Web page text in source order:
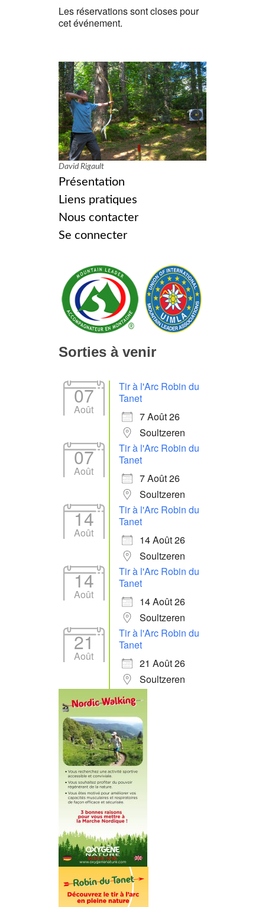
Les réservations sont closes pour
cet événement.
David Rigault
Présentation
Liens pratiques
Nous contacter
Se connecter
Sorties à venir
07
Août
Tir à l'Arc Robin du
Tanet
7 Août 26
Soultzeren
07
Août
Tir à l'Arc Robin du
Tanet
7 Août 26
Soultzeren
14
Août
Tir à l'Arc Robin du
Tanet
14 Août 26
Soultzeren
14
Août
Tir à l'Arc Robin du
Tanet
14 Août 26
Soultzeren
21
Août
Tir à l'Arc Robin du
Tanet
21 Août 26
Soultzeren